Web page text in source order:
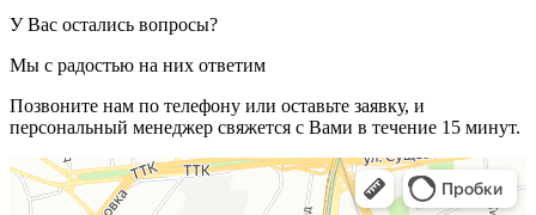
У Вас остались вопросы?
Мы с радостью на них ответим
Позвоните нам по телефону или оставьте заявку, и
персональный менеджер свяжется с Вами в течение 15 минут.